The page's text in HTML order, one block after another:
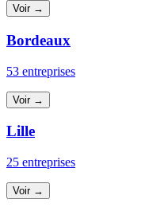
Voir →
Bordeaux
53 entreprises
Voir →
Lille
25 entreprises
Voir →